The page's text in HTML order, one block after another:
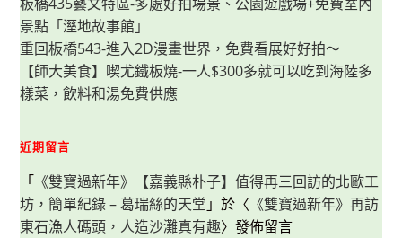
裝
好
裝
滿，
澎
湃
又
美
景點「溼地故事館」
重回板橋543-進入2D漫畫世界，免費看展好好拍～
【師大美食】喫尤鐵板燒-一人$300多就可以吃到海陸多
樣菜，飲料和湯免費供應
近期留言
「 《雙寶過新年》【嘉義縣朴子】值得再三回訪的北歐工
坊，簡單紀錄 – 葛瑞絲的天堂 」於〈 《雙寶過新年》再訪
東石漁人碼頭，人造沙灘真有趣〉發佈留言